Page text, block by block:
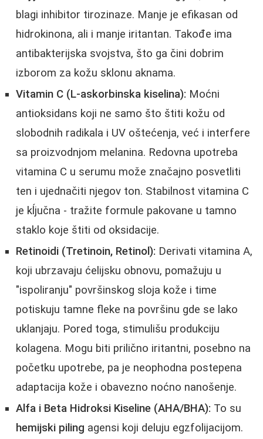
blagi inhibitor tirozinaze. Manje je efikasan od
hidrokinona, ali i manje iritantan. Takođe ima
antibakterijska svojstva, što ga čini dobrim
izborom za kožu sklonu aknama.
Vitamin C (L-askorbinska kiselina): Moćni
antioksidans koji ne samo što štiti kožu od
slobodnih radikala i UV oštećenja, već i interfere
sa proizvodnjom melanina. Redovna upotreba
vitamina C u serumu može značajno posvetliti
ten i ujednačiti njegov ton. Stabilnost vitamina C
je kĺjučna - tražite formule pakovane u tamno
staklo koje štiti od oksidacije.
Retinoidi (Tretinoin, Retinol): Derivati vitamina A,
koji ubrzavaju ćelijsku obnovu, pomažuju u
"ispoliranju" površinskog sloja kože i time
potiskuju tamne fleke na površinu gde se lako
uklanjaju. Pored toga, stimulišu produkciju
kolagena. Mogu biti prilično iritantni, posebno na
početku upotrebe, pa je neophodna postepena
adaptacija kože i obavezno noćno nanošenje.
Alfa i Beta Hidroksi Kiseline (AHA/BHA): To su
hemijski piling agensi koji deluju egzfolijacijom.